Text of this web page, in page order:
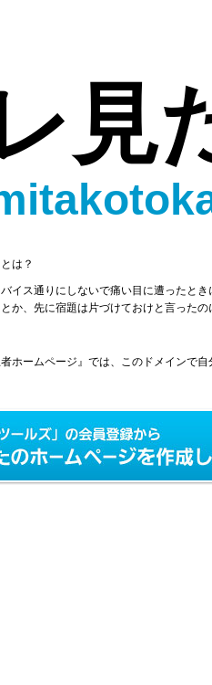
見
は？
イス通りにしないで痛い目に遭ったと
か、先に宿題は片づけておけと言ったの
ホームページ』では、このドメインで